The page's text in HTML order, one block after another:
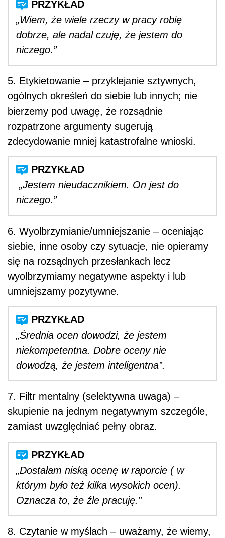
„Wiem, że wiele rzeczy w pracy robię
dobrze, ale nadal czuję, że jestem do
niczego.”
5. Etykietowanie – przyklejanie sztywnych,
ogólnych określeń do siebie lub innych; nie
bierzemy pod uwagę, że rozsądnie
rozpatrzone argumenty sugerują
zdecydowanie mniej katastrofalne wnioski.
„Jestem nieudacznikiem. On jest do
niczego.”
6. Wyolbrzymianie/umniejszanie – oceniając
siebie, inne osoby czy sytuacje, nie opieramy
się na rozsądnych przesłankach lecz
wyolbrzymiamy negatywne aspekty i lub
umniejszamy pozytywne.
„Średnia ocen dowodzi, że jestem
niekompetentna. Dobre oceny nie
dowodzą, że jestem inteligentna”.
7. Filtr mentalny (selektywna uwaga) –
skupienie na jednym negatywnym szczególe,
zamiast uwzględniać pełny obraz.
„Dostałam niską ocenę w raporcie ( w
którym było też kilka wysokich ocen).
Oznacza to, że źle pracuję.”
8. Czytanie w myślach – uważamy, że wiemy,